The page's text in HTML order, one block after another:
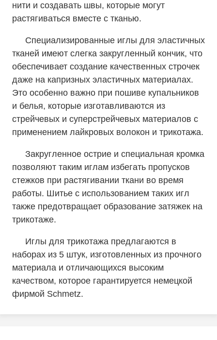
нити и создавать швы, которые могут
растягиваться вместе с тканью.
Специализированные иглы для эластичных
тканей имеют слегка закругленный кончик, что
обеспечивает создание качественных строчек
даже на капризных эластичных материалах.
Это особенно важно при пошиве купальников
и белья, которые изготавливаются из
стрейчевых и суперстрейчевых материалов с
применением лайкровых волокон и трикотажа.
Закругленное острие и специальная кромка
позволяют таким иглам избегать пропусков
стежков при растягивании ткани во время
работы. Шитье с использованием таких игл
также предотвращает образование затяжек на
трикотаже.
Иглы для трикотажа предлагаются в
наборах из 5 штук, изготовленных из прочного
материала и отличающихся высоким
качеством, которое гарантируется немецкой
фирмой Schmetz.